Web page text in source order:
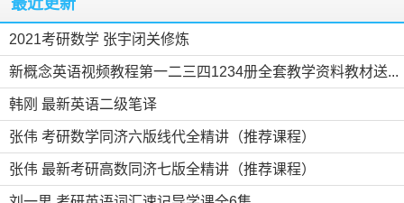
2021考研数学 张宇闭关修炼
新概念英语视频教程第一二三四1234册全套教学资料教材送...
韩刚 最新英语二级笔译
张伟 考研数学同济六版线代全精讲（推荐课程）
张伟 最新考研高数同济七版全精讲（推荐课程）